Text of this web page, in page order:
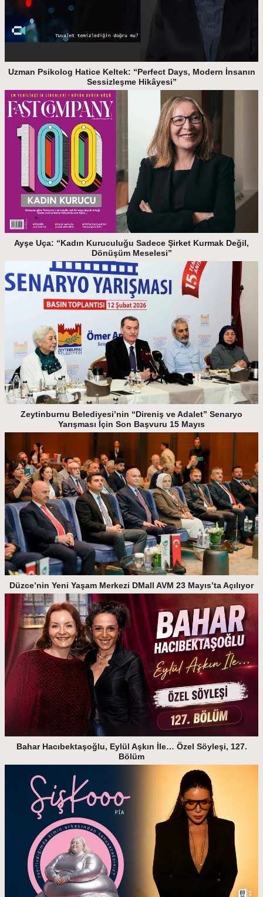
Uzman Psikolog Hatice Keltek: “Perfect Days, Modern İnsanın
Sessizleşme Hikâyesi”
Ayşe Uça: “Kadın Kuruculuğu Sadece Şirket Kurmak Değil,
Dönüşüm Meselesi”
Zeytinburnu Belediyesi’nin “Direniş ve Adalet” Senaryo
Yarışması İçin Son Başvuru 15 Mayıs
Düzce’nin Yeni Yaşam Merkezi DMall AVM 23 Mayıs’ta Açılıyor
Bahar Hacıbektaşoğlu, Eylül Aşkın İle… Özel Söyleşi, 127.
Bölüm